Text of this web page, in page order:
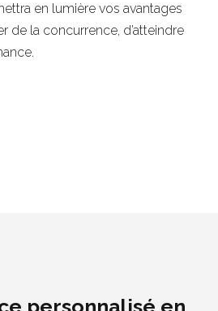
en lumière vos avantages
de la concurrence, d’atteindre